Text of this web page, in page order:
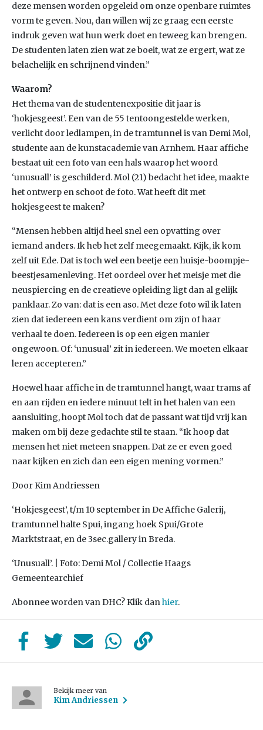
deze mensen worden opgeleid om onze openbare ruimtes
vorm te geven. Nou, dan willen wij ze graag een eerste
indruk geven wat hun werk doet en teweeg kan brengen.
De studenten laten zien wat ze boeit, wat ze ergert, wat ze
belachelijk en schrijnend vinden.”
Waarom?
Het thema van de studentenexpositie dit jaar is
‘hokjesgeest’. Een van de 55 tentoongestelde werken,
verlicht door ledlampen, in de tramtunnel is van Demi Mol,
studente aan de kunstacademie van Arnhem. Haar affiche
bestaat uit een foto van een hals waarop het woord
‘unusuall’ is geschilderd. Mol (21) bedacht het idee, maakte
het ontwerp en schoot de foto. Wat heeft dit met
hokjesgeest te maken?
“Mensen hebben altijd heel snel een opvatting over
iemand anders. Ik heb het zelf meegemaakt. Kijk, ik kom
zelf uit Ede. Dat is toch wel een beetje een huisje-boompje-
beestjesamenleving. Het oordeel over het meisje met die
neuspiercing en de creatieve opleiding ligt dan al gelijk
panklaar. Zo van: dat is een aso. Met deze foto wil ik laten
zien dat iedereen een kans verdient om zijn of haar
verhaal te doen. Iedereen is op een eigen manier
ongewoon. Of: ‘unusual’ zit in iedereen. We moeten elkaar
leren accepteren.”
Hoewel haar affiche in de tramtunnel hangt, waar trams af
en aan rijden en iedere minuut telt in het halen van een
aansluiting, hoopt Mol toch dat de passant wat tijd vrij kan
maken om bij deze gedachte stil te staan. “Ik hoop dat
mensen het niet meteen snappen. Dat ze er even goed
naar kijken en zich dan een eigen mening vormen.”
Door Kim Andriessen
‘Hokjesgeest’, t/m 10 september in De Affiche Galerij,
tramtunnel halte Spui, ingang hoek Spui/Grote
Marktstraat, en de 3sec.gallery in Breda.
‘Unusuall’. | Foto: Demi Mol / Collectie Haags
Gemeentearchief
Abonnee worden van DHC? Klik danhier.
Bekijk meer van
Kim Andriessen